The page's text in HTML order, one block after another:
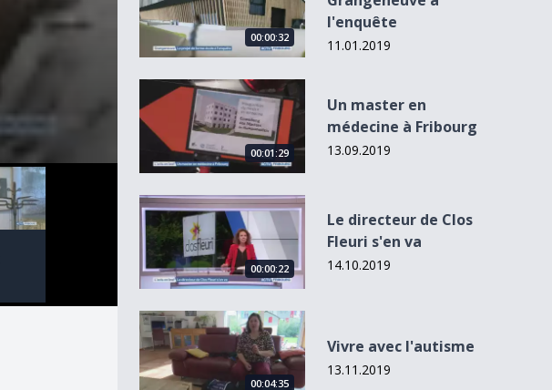
00:00:32
l'enquête
11.01.2019
Un master en médecine à Fribourg
00:01:29
Un master en
médecine à Fribourg
13.09.2019
Le directeur de Clos Fleuri s&#039;en va
00:00:22
Le directeur de Clos
Fleuri s'en va
14.10.2019
Vivre avec l&#039;autisme
00:04:35
Vivre avec l'autisme
13.11.2019